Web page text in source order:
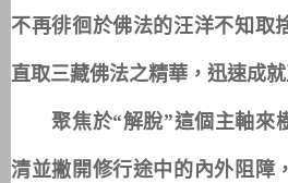
不再徘徊於佛法的汪洋不知取
直取三藏佛法之精華，迅速成就
聚焦於“解脫”這個主軸來
清並撇開修行途中的內外阻障